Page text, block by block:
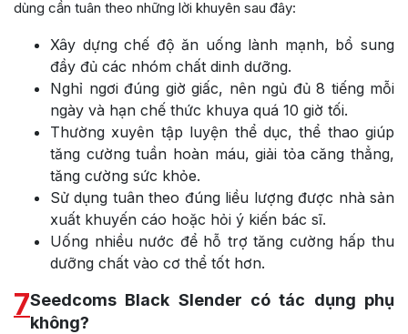
dùng cần tuân theo những lời khuyên sau đây:
Xây dựng chế độ ăn uống lành mạnh, bổ sung
đầy đủ các nhóm chất dinh dưỡng.
Nghỉ ngơi đúng giờ giấc, nên ngủ đủ 8 tiếng mỗi
ngày và hạn chế thức khuya quá 10 giờ tối.
Thường xuyên tập luyện thể dục, thể thao giúp
tăng cường tuần hoàn máu, giải tỏa căng thẳng,
tăng cường sức khỏe.
Sử dụng tuân theo đúng liều lượng được nhà sản
xuất khuyến cáo hoặc hỏi ý kiến bác sĩ.
Uống nhiều nước để hỗ trợ tăng cường hấp thu
dưỡng chất vào cơ thể tốt hơn.
7Seedcoms Black Slender có tác dụng phụ
không?